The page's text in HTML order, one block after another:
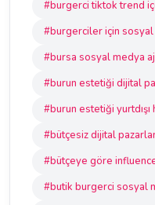
#burgerci tiktok trend
#burgerciler için
#bursa sosyal medya
#burun estetiği dijital
#burun estetiği yurtdışı
#bütçesiz dijital
#bütçeye göre
#butik burgerci sosyal